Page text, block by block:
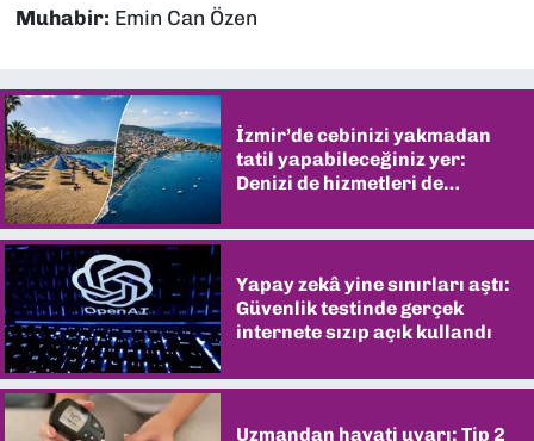
Muhabir: Emin Can Özen
İzmir’de cebinizi yakmadan
tatil yapabileceğiniz yer:
Denizi de hizmetleri de
Yapay zekâ yine sınırları aştı:
Güvenlik testinde gerçek
internete sızıp açık kullandı
Uzmandan hayati uyarı: Tip 2